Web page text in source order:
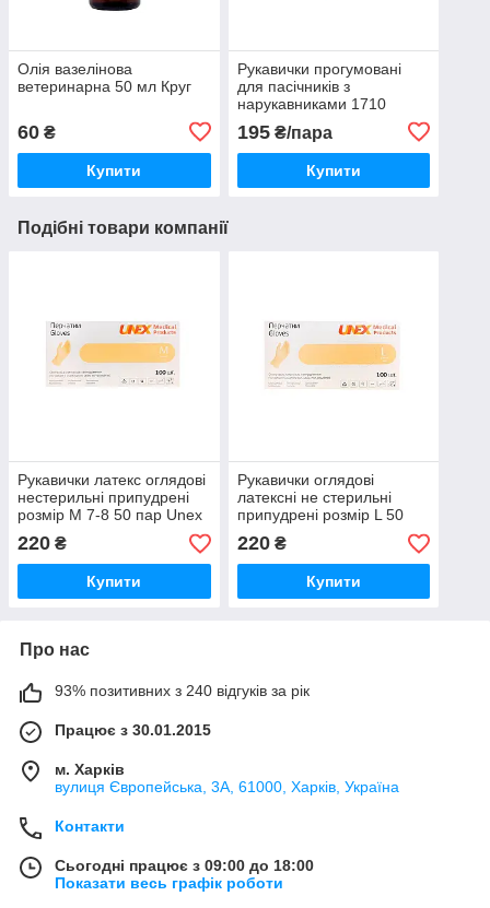
Олія вазелінова
ветеринарна 50 мл Круг
60 ₴
Купити
Рукавички прогумовані
для пасічників з
нарукавниками 1710
195₴/пара
Купити
Подібні товари компанії
Рукавички латекс оглядові
нестерильні припудрені
розмір М 7-8 50 пар Unex
220 ₴
Купити
Рукавички оглядові
латексні не стерильні
припудрені розмір L 50
пар Unex
220₴
Купити
Про нас
93% позитивних з 240 відгуків за рік
Працює з 30.01.2015
м. Харків
вулиця Європейська, 3А, 61000, Харків, Україна
Контакти
Сьогодні працює з 09:00 до 18:00
Показати весь графік роботи